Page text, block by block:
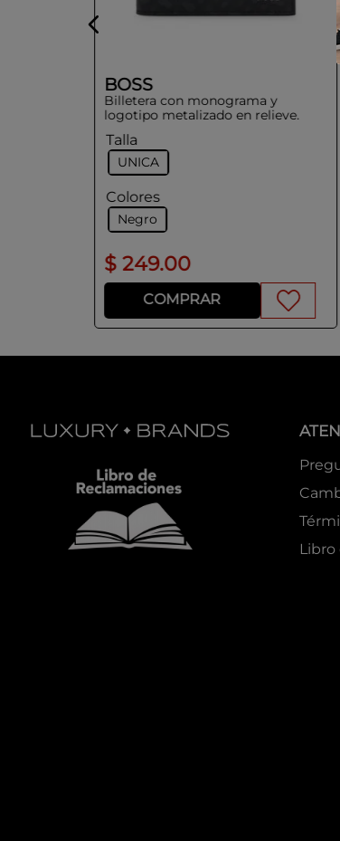
BOSS
Billetera con monograma y
logotipo metalizado en relieve.
Talla
UNICA
Colores
Negro
$ 249.00
COMPRAR